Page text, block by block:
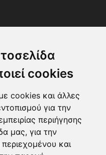
cookies
cookies και άλλες
για την
περιήγησης
μας, για την
και